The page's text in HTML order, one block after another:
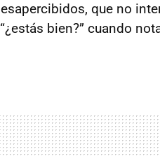
que no
bien?” cuando